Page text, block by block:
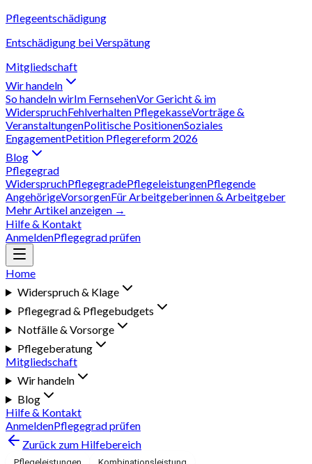
Pflegeentschädigung
Entschädigung bei Verspätung
Mitgliedschaft
Wir handeln
So handeln wirIm FernsehenVor Gericht & im
WiderspruchFehlverhalten PflegekasseVorträge &
VeranstaltungenPolitische PositionenSoziales
EngagementPetition Pflegereform 2026
Blog
Pflegegrad
WiderspruchPflegegradePflegeleistungenPflegende
AngehörigeVorsorgenFür Arbeitgeberinnen & Arbeitgeber
Mehr Artikel anzeigen →
Hilfe & Kontakt
AnmeldenPflegegrad prüfen
Home
Widerspruch & Klage
Pflegegrad & Pflegebudgets
Notfälle & Vorsorge
Pflegeberatung
Mitgliedschaft
Wir handeln
Blog
Hilfe & Kontakt
AnmeldenPflegegrad prüfen
Zurück zum Hilfebereich
Pflegeleistungen Kombinationsleistung